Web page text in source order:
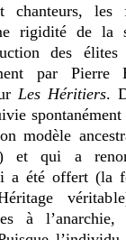
chanteurs, les
rigidité de la
des
par Pierre
Les Héritiers.
modèle
et qui a
a été offert (la
à